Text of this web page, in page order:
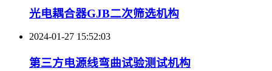
光电耦合器GJB二次筛选机构
2024-01-27 15:52:03
第三方电源线弯曲试验测试机构